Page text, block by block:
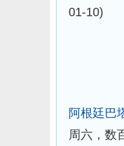
01-10)
阿根廷巴
周六，数